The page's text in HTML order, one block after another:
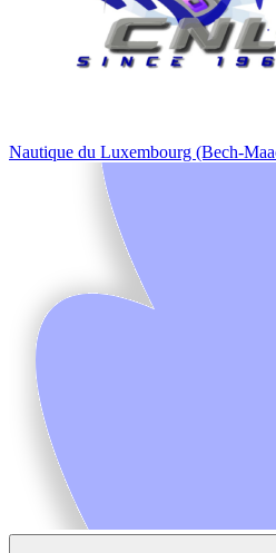
Nautique du Luxembourg (Bech-